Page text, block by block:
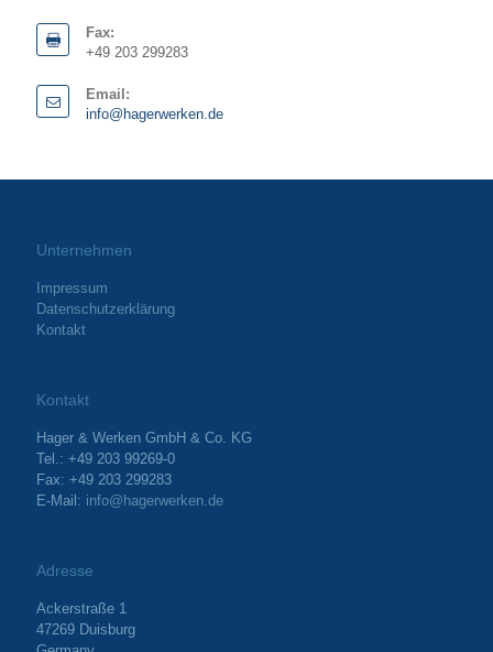
Fax:
+49 203 299283
Email:
info@hagerwerken.de
Unternehmen
Impressum
Datenschutzerklärung
Kontakt
Kontakt
Hager & Werken GmbH & Co. KG
Tel.: +49 203 99269-0
Fax: +49 203 299283
E-Mail: info@hagerwerken.de
Adresse
Ackerstraße 1
47269 Duisburg